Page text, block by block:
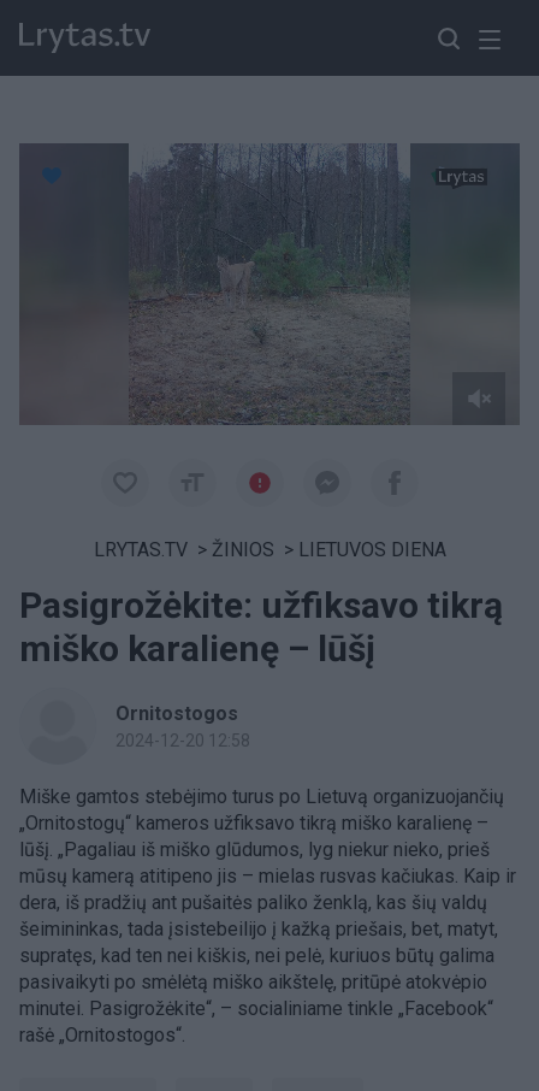
Paremkite Ukrainą
LRYTAS.TV > ŽINIOS > LIETUVOS DIENA
Pasigrožėkite: užfiksavo tikrą
miško karalienę – lūšį
Ornitostogos
2024-12-20 12:58
Miške gamtos stebėjimo turus po Lietuvą organizuojančių
„Ornitostogų“ kameros užfiksavo tikrą miško karalienę –
lūšį. „Pagaliau iš miško glūdumos, lyg niekur nieko, prieš
mūsų kamerą atitipeno jis – mielas rusvas kačiukas. Kaip ir
dera, iš pradžių ant pušaitės paliko ženklą, kas šių valdų
šeimininkas, tada įsistebeilijo į kažką priešais, bet, matyt,
supratęs, kad ten nei kiškis, nei pelė, kuriuos būtų galima
pasivaikyti po smėlėtą miško aikštelę, pritūpė atokvėpio
minutei. Pasigrožėkite“, – socialiniame tinkle „Facebook“
rašė „Ornitostogos“.